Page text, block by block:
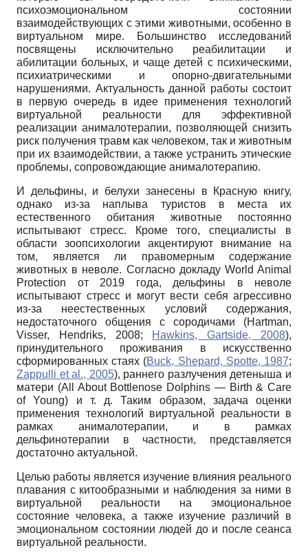
психоэмоциональном состоянии
взаимодействующих с этими животными, особенно в
виртуальном мире. Большинство исследований
посвящены исключительно реабилитации и
абилитации больных, и чаще детей с психическими,
психиатрическими и опорно-двигательными
нарушениями. Актуальность данной работы состоит
в первую очередь в идее применения технологий
виртуальной реальности для эффективной
реализации анималотерапии, позволяющей снизить
риск получения травм как человеком, так и животным
при их взаимодействии, а также устранить этические
проблемы, сопровождающие анималотерапию.
И дельфины, и белухи занесены в Красную книгу,
однако из-за наплыва туристов в места их
естественного обитания животные постоянно
испытывают стресс. Кроме того, специалисты в
области зоопсихологии акцентируют внимание на
том, является ли правомерным содержание
животных в неволе. Согласно докладу World Animal
Protection от 2019 года, дельфины в неволе
испытывают стресс и могут вести себя агрессивно
из-за неестественных условий содержания,
недостаточного общения с сородичами (Hartman,
Visser, Hendriks, 2008; Hawkins, Gartside, 2008),
принудительного проживания в искусственно
сформированных стаях (Buck, Shepard, Spotte, 1987;
Zappulli et al., 2005), раннего разлучения детеныша и
матери (All About Bottlenose Dolphins — Birth & Care
of Young) и т. д. Таким образом, задача оценки
применения технологий виртуальной реальности в
рамках анималотерапии, и в рамках
дельфинотерапии в частности, представляется
достаточно актуальной.
Целью работы является изучение влияния реального
плавания с китообразными и наблюдения за ними в
виртуальной реальности на эмоциональное
состояние человека, а также изучение различий в
эмоциональном состоянии людей до и после сеанса
виртуальной реальности.